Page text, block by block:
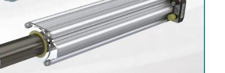
技術
ング装置
•
全て表示する
その他の業界
アフターセールスドキ
ュメント